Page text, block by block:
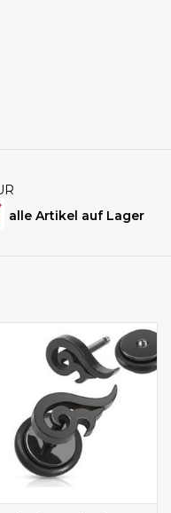
alle Artikel auf Lager